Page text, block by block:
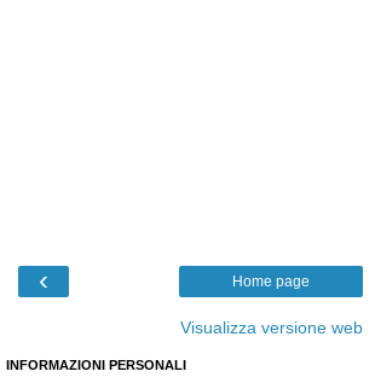
‹ Home page
Visualizza versione web
INFORMAZIONI PERSONALI